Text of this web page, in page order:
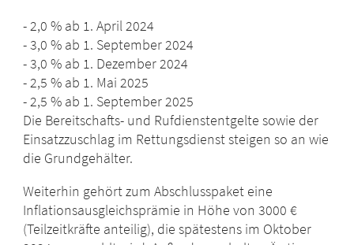
- 2,0 % ab 1. April 2024
- 3,0 % ab 1. September 2024
- 3,0 % ab 1. Dezember 2024
- 2,5 % ab 1. Mai 2025
- 2,5 % ab 1. September 2025
Die Bereitschafts- und Rufdienstentgelte sowie der
Einsatzzuschlag im Rettungsdienst steigen so an wie
die Grundgehälter.
Weiterhin gehört zum Abschlusspaket eine
Inflationsausgleichsprämie in Höhe von 3000 €
(Teilzeitkräfte anteilig), die spätestens im Oktober